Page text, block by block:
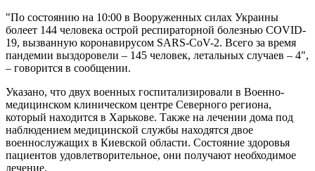
"По состоянию на 10:00 в Вооруженных силах Украины
болеет 144 человека острой респираторной болезнью COVID-
19, вызванную коронавирусом SARS-CoV-2. Всего за время
пандемии выздоровели – 145 человек, летальных случаев – 4",
– говорится в сообщении.
Указано, что двух военных госпитализировали в Военно-
медицинском клиническом центре Северного региона,
который находится в Харькове. Также на лечении дома под
наблюдением медицинской службы находятся двое
военнослужащих в Киевской области. Состояние здоровья
пациентов удовлетворительное, они получают необходимое
лечение.